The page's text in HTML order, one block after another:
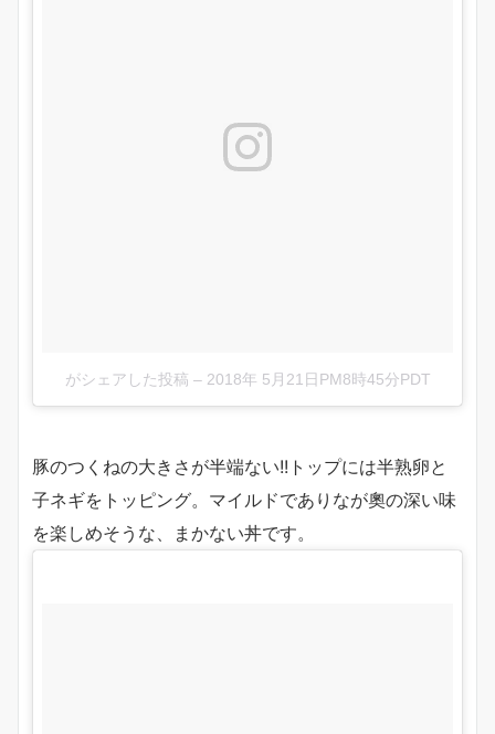
がシェアした投稿 – 2018年 5月21日PM8時45分PDT
豚のつくねの大きさが半端ない!!トップには半熟卵と
子ネギをトッピング。マイルドでありなが奧の深い味
を楽しめそうな、まかない丼です。